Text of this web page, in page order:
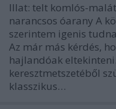
Illat: telt komlós-
narancsos óarany A
szerintem igenis
Az már más kérdés,
hajlandóak
keresztmetszetéből
klasszikus…